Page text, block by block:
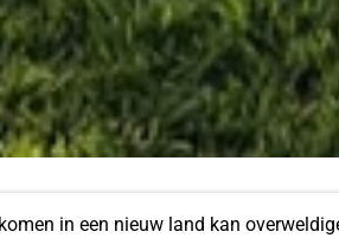
in een nieuw land kan